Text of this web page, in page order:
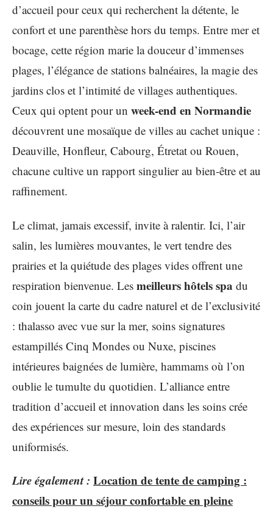
d’accueil pour ceux qui recherchent la détente, le
confort et une parenthèse hors du temps. Entre mer et
bocage, cette région marie la douceur d’immenses
plages, l’élégance de stations balnéaires, la magie des
jardins clos et l’intimité de villages authentiques.
Ceux qui optent pour un week-end en Normandie
découvrent une mosaïque de villes au cachet unique :
Deauville, Honfleur, Cabourg, Étretat ou Rouen,
chacune cultive un rapport singulier au bien-être et au
raffinement.
Le climat, jamais excessif, invite à ralentir. Ici, l’air
salin, les lumières mouvantes, le vert tendre des
prairies et la quiétude des plages vides offrent une
respiration bienvenue. Les meilleurs hôtels spa du
coin jouent la carte du cadre naturel et de l’exclusivité
: thalasso avec vue sur la mer, soins signatures
estampillés Cinq Mondes ou Nuxe, piscines
intérieures baignées de lumière, hammams où l’on
oublie le tumulte du quotidien. L’alliance entre
tradition d’accueil et innovation dans les soins crée
des expériences sur mesure, loin des standards
uniformisés.
Lire également : Location de tente de camping :
conseils pour un séjour confortable en pleine